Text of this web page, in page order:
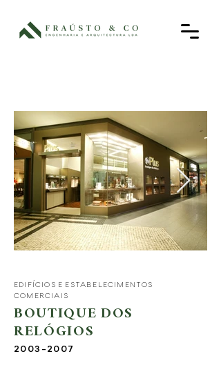
EDIFÍCIOS E ESTABELECIMENTOS
COMERCIAIS
BOUTIQUE DOS
RELÓGIOS
2003-2007